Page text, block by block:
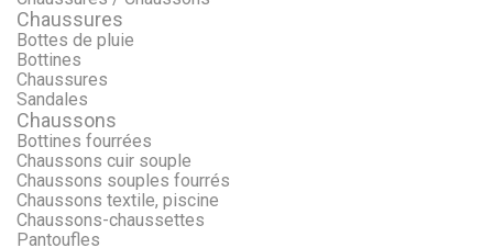
Chaussures
Bottes de pluie
Bottines
Chaussures
Sandales
Chaussons
Bottines fourrées
Chaussons cuir souple
Chaussons souples fourrés
Chaussons textile, piscine
Chaussons-chaussettes
Pantoufles